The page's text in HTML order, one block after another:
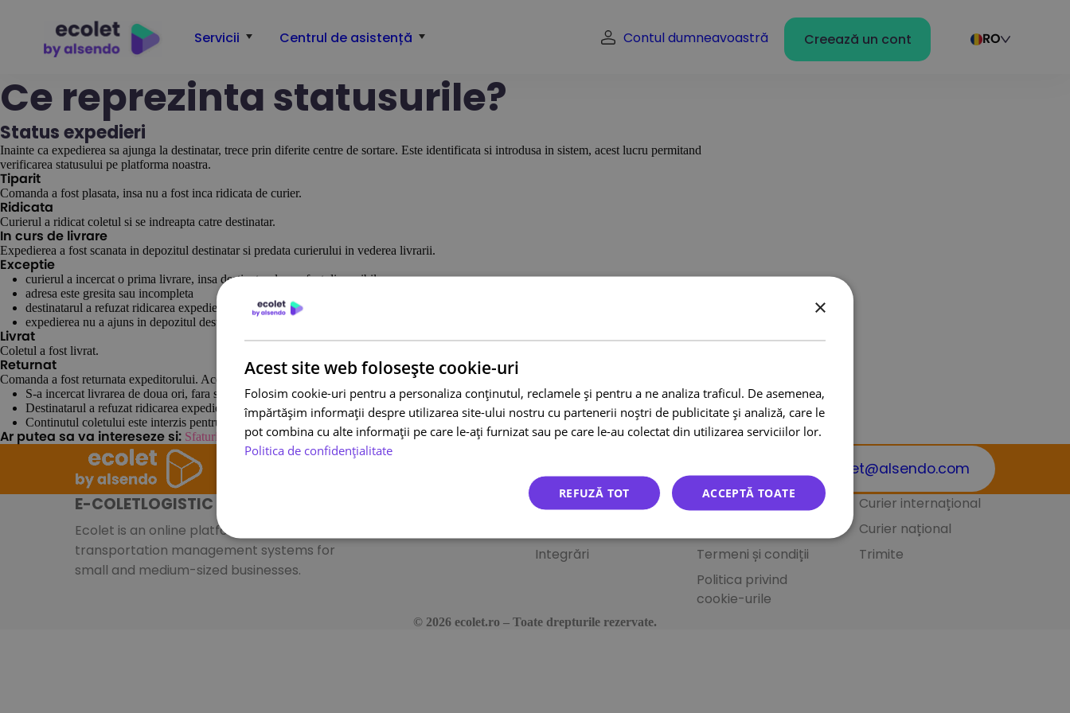
Contul dumneavoastră Creează un cont RO
Servicii Centrul de asistență
Ce reprezinta statusurile?
Status expedieri
Inainte ca expedierea sa ajunga la destinatar, trece prin diferite centre de sortare. Este identificata si introdusa in sistem, acest lucru permitand
verificarea statusului pe platforma noastra.
Tiparit
Comanda a fost plasata, insa nu a fost inca ridicata de curier.
Ridicata
Curierul a ridicat coletul si se indreapta catre destinatar.
In curs de livrare
Expedierea a fost scanata in depozitul destinatar si predata curierului in vederea livrarii.
Exceptie
curierul a incercat o prima livrare, insa destinatarul nu a fost disponibil
adresa este gresita sau incompleta
destinatarul a refuzat ridicarea expedierii
expedierea nu a ajuns in depozitul destinatar
Livrat
Coletul a fost livrat.
Returnat
Comanda a fost returnata expeditorului. Acest lucru se poate intampla din urmatoarele motive:
S-a incercat livrarea de doua ori, fara succes
Destinatarul a refuzat ridicarea expedierii
Continutul coletului este interzis pentru transport
Ar putea sa va intereseze si: Sfaturi generale pentru ambalare la expedierea coletelor
Sectorul 1, 013681, România
office.ecolet@alsendo.com
E-COLETLOGISTIC S.A.
Ecolet is an online platform specializing in
transportation management systems for
small and medium-sized businesses.
Știri
Integrări
Contacte
Termeni și condiții
Politica privind
cookie-urile
Curier internațional
Curier național
Trimite
© 2026 ecolet.ro – Toate drepturile rezervate.
×
Acest site web folosește cookie-uri
Folosim cookie-uri pentru a personaliza conținutul, reclamele și pentru a ne analiza traficul. De asemenea,
împărtășim informații despre utilizarea site-ului nostru cu partenerii noștri de publicitate și analiză, care le
pot combina cu alte informații pe care le-ați furnizat sau pe care le-au colectat din utilizarea serviciilor lor.
Politica de confidențialitate
ACCEPTĂ TOATE
REFUZĂ TOT